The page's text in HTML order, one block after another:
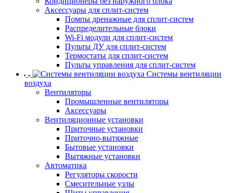
Аксессуары для сплит-систем
Помпы дренажные для сплит-систем
Распределительные блоки
Wi-Fi модули для сплит-систем
Пульты ДУ для сплит-систем
Термостаты для сплит-систем
Пульты управления для сплит-систем
Системы вентиляции
воздуха
Вентиляторы
Промышленные вентиляторы
Аксессуары
Вентиляционные установки
Приточные установки
Приточно-вытяжные
Бытовые установки
Вытяжные установки
Автоматика
Регуляторы скорости
Смесительные узлы